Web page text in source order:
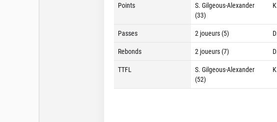
Points
S. Gilgeous-Alexander
(33)
Passes 2 joueurs (5)
Rebonds
2 joueurs (7)
TTFL
S. Gilgeous-Alexander
(52)